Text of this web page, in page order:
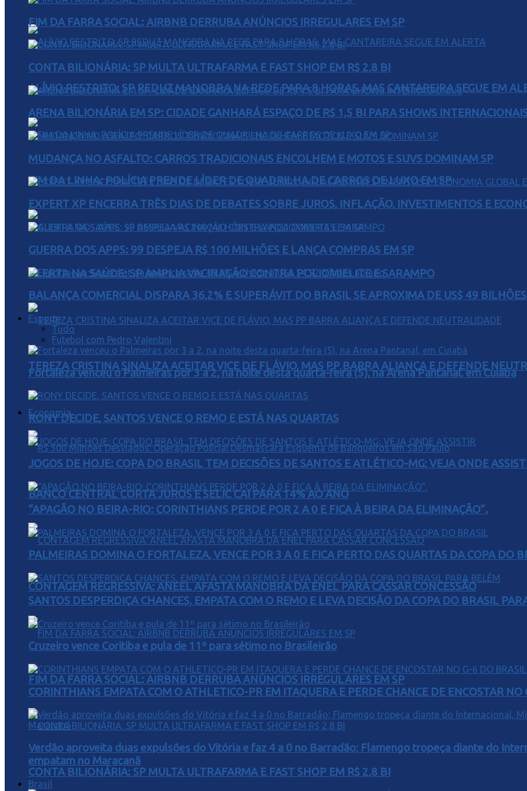
ALÍVIO RESTRITO: SP REDUZ MANOBRA NA REDE PARA 8 HORAS, MAS CANTAREIRA SEGUE EM
FIM DA LINHA: POLÍCIA PRENDE LÍDER DE QUADRILHA DE CARROS DE LUXO EM SP
ALERTA NA SAÚDE: SP AMPLIA VACINAÇÃO CONTRA POLIOMIELITE E SARAMPO
TEREZA CRISTINA SINALIZA ACEITAR VICE DE FLÁVIO, MAS PP BARRA ALIANÇA E DEFENDE
Economia
BANCO CENTRAL CORTA JUROS E SELIC CAI PARA 14% AO ANO
CONTAGEM REGRESSIVA: ANEEL AFASTA MANOBRA DA ENEL PARA CASSAR CONCESSÃO
FIM DA FARRA SOCIAL: AIRBNB DERRUBA ANÚNCIOS IRREGULARES EM SP
CONTA BILIONÁRIA: SP MULTA ULTRAFARMA E FAST SHOP EM R$ 2,8 BI
FIM DA FARRA SOCIAL: AIRBNB DERRUBA ANÚNCIOS IRREGULARES EM SP
CONTA BILIONÁRIA: SP MULTA ULTRAFARMA E FAST SHOP EM R$ 2,8 BI
ARENA BILIONÁRIA EM SP: CIDADE GANHARÁ ESPAÇO DE R$ 1,5 BI PARA SHOWS
MUDANÇA NO ASFALTO: CARROS TRADICIONAIS ENCOLHEM E MOTOS E SUVS DOMINAM SP
EXPERT XP ENCERRA TRÊS DIAS DE DEBATES SOBRE JUROS, INFLAÇÃO, INVESTIMENTOS E
GUERRA DOS APPS: 99 DESPEJA R$ 100 MILHÕES E LANÇA COMPRAS EM SP
BALANÇA COMERCIAL DISPARA 36,2% E SUPERÁVIT DO BRASIL SE APROXIMA DE US$ 49 BILHÕES
Esporte
Tudo
Futebol com Pedro Valentini
Fortaleza venceu o Palmeiras por 3 a 2, na noite desta quarta-feira (5), na Arena Pantanal, em Cuiabá
RONY DECIDE, SANTOS VENCE O REMO E ESTÁ NAS QUARTAS
JOGOS DE HOJE: COPA DO BRASIL TEM DECISÕES DE SANTOS E ATLÉTICO-MG; VEJA ONDE
“APAGÃO NO BEIRA-RIO: CORINTHIANS PERDE POR 2 A 0 E FICA À BEIRA DA ELIMINAÇÃO”.
PALMEIRAS DOMINA O FORTALEZA, VENCE POR 3 A 0 E FICA PERTO DAS QUARTAS DA COPA DO
SANTOS DESPERDIÇA CHANCES, EMPATA COM O REMO E LEVA DECISÃO DA COPA DO BRASIL
Cruzeiro vence Coritiba e pula de 11º para sétimo no Brasileirão
CORINTHIANS EMPATA COM O ATHLETICO-PR EM ITAQUERA E PERDE CHANCE DE ENCOSTAR
Verdão aproveita duas expulsões do Vitória e faz 4 a 0 no Barradão; Flamengo tropeça diante do
empatam no Maracanã
Brasil